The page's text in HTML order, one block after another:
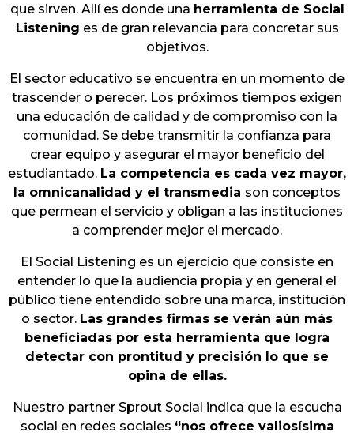
que sirven. Allí es donde una herramienta de Social
Listening es de gran relevancia para concretar sus
objetivos.
El sector educativo se encuentra en un momento de
trascender o perecer. Los próximos tiempos exigen
una educación de calidad y de compromiso con la
comunidad. Se debe transmitir la confianza para
crear equipo y asegurar el mayor beneficio del
estudiantado. La competencia es cada vez mayor,
la omnicanalidad y el transmedia son conceptos
que permean el servicio y obligan a las instituciones
a comprender mejor el mercado.
El Social Listening es un ejercicio que consiste en
entender lo que la audiencia propia y en general el
público tiene entendido sobre una marca, institución
o sector. Las grandes firmas se verán aún más
beneficiadas por esta herramienta que logra
detectar con prontitud y precisión lo que se
opina de ellas.
Nuestro partner Sprout Social indica que la escucha
social en redes sociales “nos ofrece valiosísima